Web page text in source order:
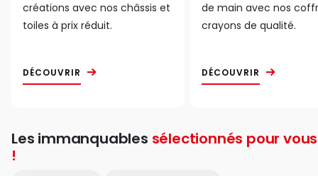
créations avec nos châssis et
toiles à prix réduit.
DÉCOUVRIR
de main avec nos
crayons de qualité.
DÉCOUVRIR
Les immanquables sélectionnés pour vous
!